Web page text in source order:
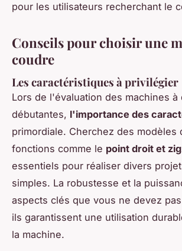
pour les utilisateurs recherchant le
Conseils pour choisir une
coudre
Les caractéristiques à privilégier
Lors de l'évaluation des machines à
débutantes, l'importance des
primordiale. Cherchez des modèles
fonctions comme le point droit et
essentiels pour réaliser divers
simples. La robustesse et la
aspects clés que vous ne devez
ils garantissent une utilisation
la machine.